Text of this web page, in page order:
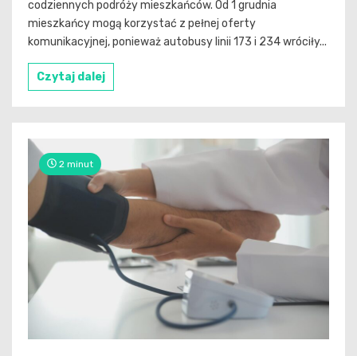
codziennych podróży mieszkańców. Od 1 grudnia
mieszkańcy mogą korzystać z pełnej oferty
komunikacyjnej, ponieważ autobusy linii 173 i 234 wróciły...
Czytaj dalej
2 minut